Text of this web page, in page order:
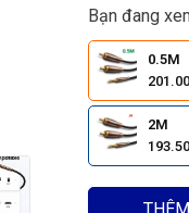
Bạn đang
0.5M
2M